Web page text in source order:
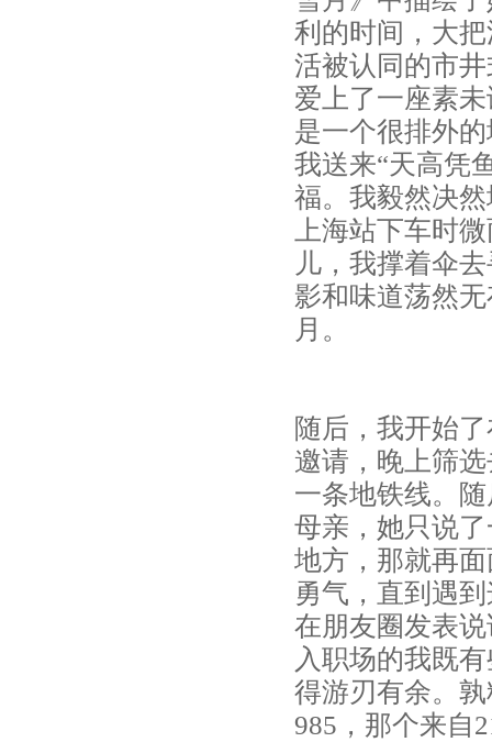
利的时间，大
活被认同的市
爱上了一座素
是一个很排外
我送来“天高凭
福。我毅然决
上海站下车时
儿，我撑着伞
影和味道荡然
月。
随后，我开始
邀请，晚上筛
一条地铁线。
母亲，她只说
地方，那就再
勇气，直到遇
在朋友圈发表
入职场的我既
得游刃有余。
985，那个来自